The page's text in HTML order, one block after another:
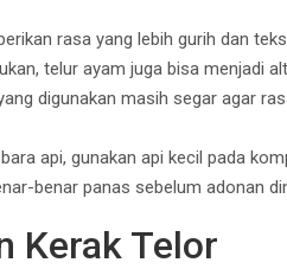
rasa yang lebih gurih dan
telur ayam juga bisa menjadi
digunakan masih segar agar
api, gunakan api kecil pada
benar panas sebelum adonan
Kerak Telor